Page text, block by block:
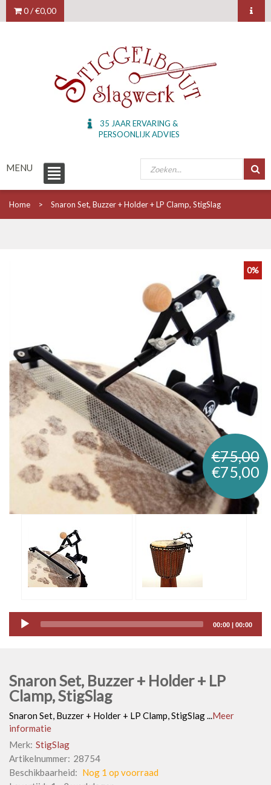
0 /€0,00
35 JAAR ERVARING &
PERSOONLIJK ADVIES
MENU
Home Snaron Set, Buzzer + Holder + LP Clamp, StigSlag
0%
€75,00
€75,00
Audio
Player
00:00 | 00:00
Snaron Set, Buzzer + Holder + LP
Clamp, StigSlag
Snaron Set, Buzzer + Holder + LP Clamp, StigSlag ... Meer
informatie
Merk: StigSlag
Artikelnummer: 28754
Beschikbaarheid: Nog 1 op voorraad